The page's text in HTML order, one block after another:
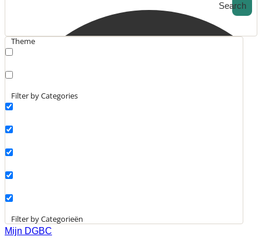
Search
Theme
Filter by Categories
Filter by Categorieën
Mijn DGBC